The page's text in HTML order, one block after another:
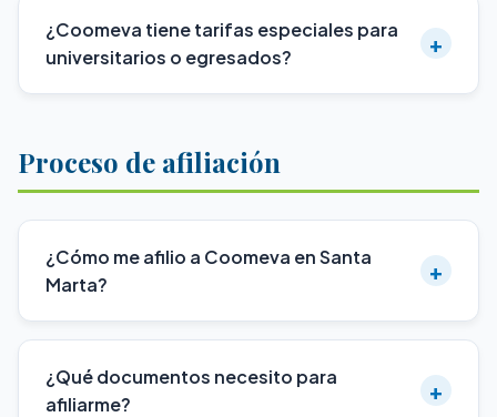
¿Coomeva tiene tarifas especiales para
universitarios o egresados?
+
Proceso de afiliación
¿Cómo me afilio a Coomeva en Santa
Marta?
+
¿Qué documentos necesito para
afiliarme?
+